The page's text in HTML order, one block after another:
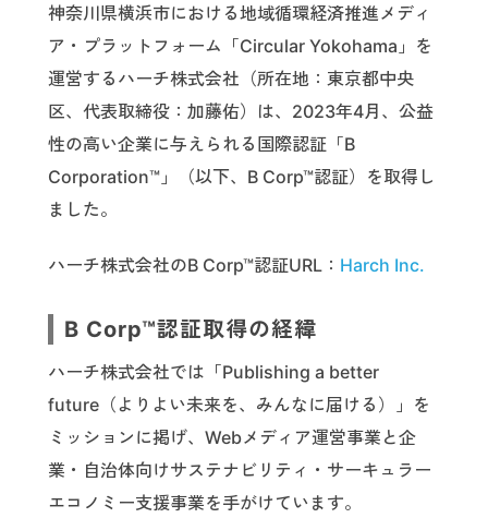
神奈川県横浜市における地域循環経済推進メディ
ア・プラットフォーム「Circular Yokohama」を
運営するハーチ株式会社（所在地：東京都中央
区、代表取締役：加藤佑）は、2023年4月、公益
性の高い企業に与えられる国際認証「B
Corporation™」（以下、B Corp™認証）を取得し
ました。
ハーチ株式会社のB Corp™認証URL： Harch Inc.
B Corp™認証取得の経緯
ハーチ株式会社では「Publishing a better
future（よりよい未来を、みんなに届ける）」を
ミッションに掲げ、Webメディア運営事業と企
業・自治体向けサステナビリティ・サーキュラー
エコノミー支援事業を手がけています。